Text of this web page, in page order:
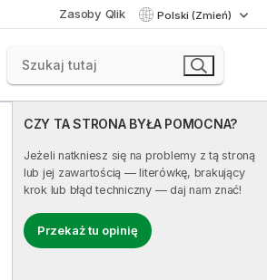
Zasoby Qlik Polski (Zmień)
CZY TA STRONA BYŁA POMOCNA?
Jeżeli natkniesz się na problemy z tą stroną
lub jej zawartością — literówkę, brakujący
krok lub błąd techniczny — daj nam znać!
Przekaż tu opinię